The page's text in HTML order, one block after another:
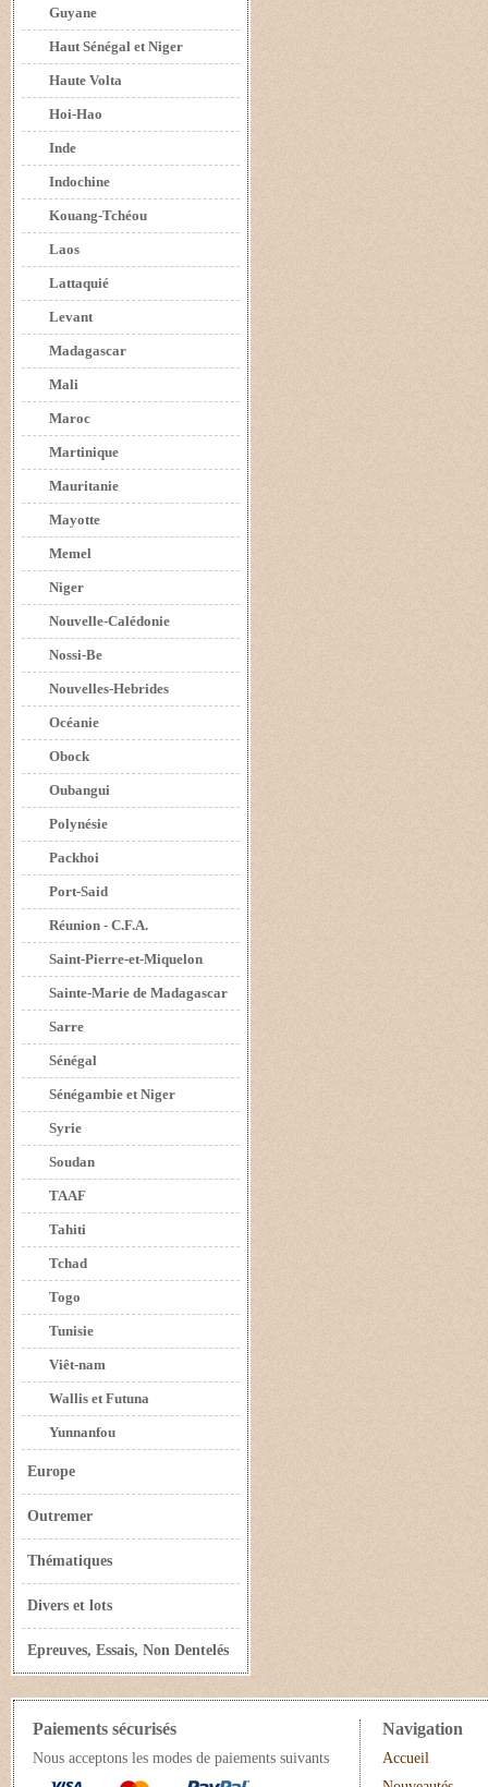
Guyane
Haut Sénégal et Niger
Haute Volta
Hoi-Hao
Inde
Indochine
Kouang-Tchéou
Laos
Lattaquié
Levant
Madagascar
Mali
Maroc
Martinique
Mauritanie
Mayotte
Memel
Niger
Nouvelle-Calédonie
Nossi-Be
Nouvelles-Hebrides
Océanie
Obock
Oubangui
Polynésie
Packhoi
Port-Said
Réunion - C.F.A.
Saint-Pierre-et-Miquelon
Sainte-Marie de Madagascar
Sarre
Sénégal
Sénégambie et Niger
Syrie
Soudan
TAAF
Tahiti
Tchad
Togo
Tunisie
Viêt-nam
Wallis et Futuna
Yunnanfou
Europe
Outremer
Thématiques
Divers et lots
Epreuves, Essais, Non Dentelés
Paiements sécurisés
Nous acceptons les modes de paiements suivants
Navigation
Accueil